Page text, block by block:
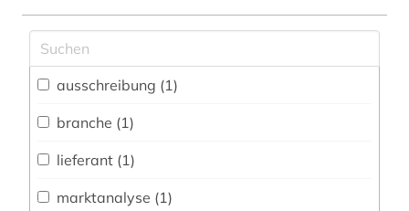
Geschichte der Pädagogik und des
Jesuitica (0)
Neulatein (0)
ausschreibung (1)
branche (1)
lieferant (1)
marktanalyse (1)